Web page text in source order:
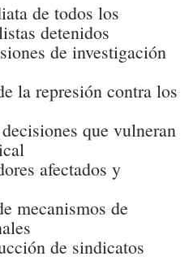
de todos los
detenidos
de investigación
la represión contra los
que vulneran
afectados y
mecanismos de
de sindicatos